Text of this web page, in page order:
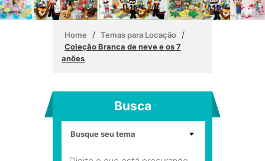
Home / Temas para Locação /
Coleção Branca de neve e os 7
anões
Busca